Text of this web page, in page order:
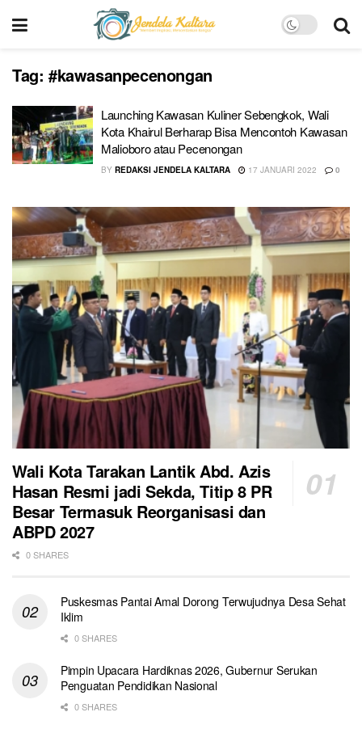
Tag: #kawasanpecenongan
Launching Kawasan Kuliner Sebengkok, Wali
Kota Khairul Berharap Bisa Mencontoh Kawasan
Malioboro atau Pecenongan
BY REDAKSI JENDELA KALTARA 17 JANUARI 2022 0
Wali Kota Tarakan Lantik Abd. Azis
Hasan Resmi jadi Sekda, Titip 8 PR
Besar Termasuk Reorganisasi dan
ABPD 2027
0 SHARES
Puskesmas Pantai Amal Dorong Terwujudnya Desa Sehat
Iklim
0 SHARES
Pimpin Upacara Hardiknas 2026, Gubernur Serukan
Penguatan Pendidikan Nasional
0 SHARES